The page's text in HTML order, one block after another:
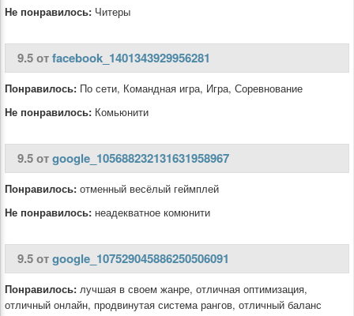
Не понравилось: Читеры
9.5 отfacebook_1401343929956281
Понравилось: По сети, Командная игра, Игра, Соревнование
Не понравилось: Комьюнити
9.5 отgoogle_105688232131631958967
Понравилось: отменный весёлый геймплей
Не понравилось: неадекватное комюнити
9.5 отgoogle_107529045886250506091
Понравилось: лучшая в своем жанре, отличная оптимизация,
отличный онлайн, продвинутая система рангов, отличный баланс